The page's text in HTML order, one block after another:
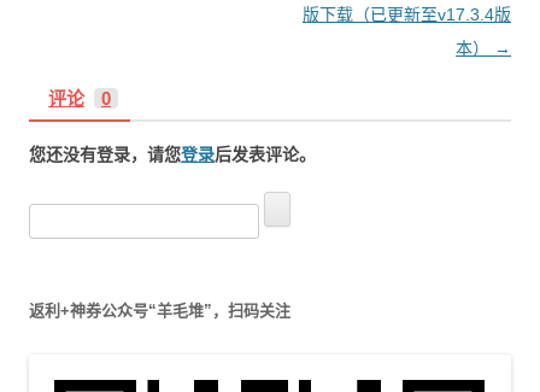
版下载（已更新至v17.3.4版
本）
→
评论 0
您还没有登录，请您登录后发表评论。
搜
索
返利+神券公众号“羊毛堆”，扫码关注